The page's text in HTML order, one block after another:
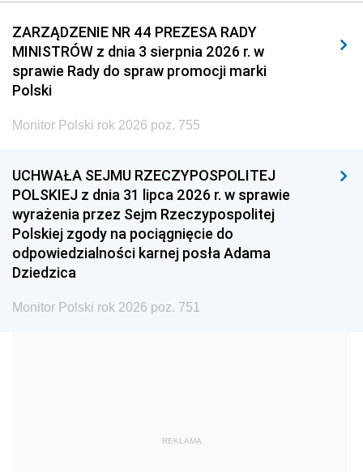
2011 2010 2009
2008 2007 2006
2005
1996 1995 1994
1993 1992 1991
1990 1989
1987 1986 1985
1968
ZARZĄDZENIE NR 44 PREZESA RADY
MINISTRÓW z dnia 3 sierpnia 2026 r. w
sprawie Rady do spraw promocji marki
Polski
Monitor Polski rok 2026 poz. 755
UCHWAŁA SEJMU RZECZYPOSPOLITEJ
POLSKIEJ z dnia 31 lipca 2026 r. w sprawie
wyrażenia przez Sejm Rzeczypospolitej
Polskiej zgody na pociągnięcie do
odpowiedzialności karnej posła Adama
Dziedzica
Monitor Polski rok 2026 poz. 751
REKLAMA